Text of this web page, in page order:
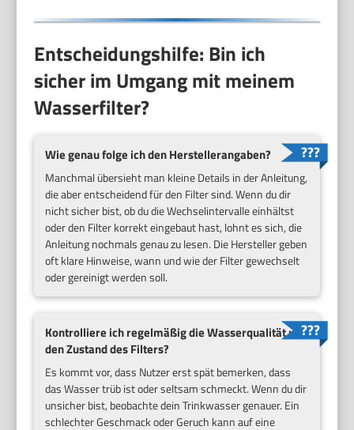
Entscheidungshilfe: Bin ich
sicher im Umgang mit meinem
Wasserfilter?
Wie genau folge ich den Herstellerangaben?
Manchmal übersieht man kleine Details in der Anleitung,
die aber entscheidend für den Filter sind. Wenn du dir
nicht sicher bist, ob du die Wechselintervalle einhältst
oder den Filter korrekt eingebaut hast, lohnt es sich, die
Anleitung nochmals genau zu lesen. Die Hersteller geben
oft klare Hinweise, wann und wie der Filter gewechselt
oder gereinigt werden soll.
Kontrolliere ich regelmäßig die Wasserqualität und
den Zustand des Filters?
Es kommt vor, dass Nutzer erst spät bemerken, dass
das Wasser trüb ist oder seltsam schmeckt. Wenn du dir
unsicher bist, beobachte dein Trinkwasser genauer. Ein
schlechter Geschmack oder Geruch kann auf eine